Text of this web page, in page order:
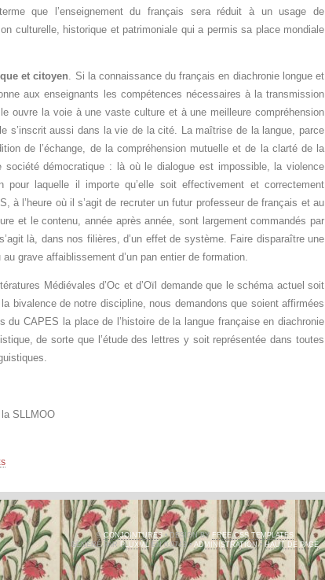
que l’enseignement du français sera réduit à un usage de
culturelle, historique et patrimoniale qui a permis sa place mondiale
et citoyen. Si la connaissance du français en diachronie longue et
aux enseignants les compétences nécessaires à la transmission
ouvre la voie à une vaste culture et à une meilleure compréhension
s’inscrit aussi dans la vie de la cité. La maîtrise de la langue, parce
de l’échange, de la compréhension mutuelle et de la clarté de la
société démocratique : là où le dialogue est impossible, la violence
pour laquelle il importe qu’elle soit effectivement et correctement
à l’heure où il s’agit de recruter un futur professeur de français et au
et le contenu, année après année, sont largement commandés par
là, dans nos filières, d’un effet de système. Faire disparaître une
grave affaiblissement d’un pan entier de formation.
Médiévales d’Oc et d’Oïl demande que le schéma actuel soit
bivalence de notre discipline, nous demandons que soient affirmées
du CAPES la place de l’histoire de la langue française en diachronie
de sorte que l’étude des lettres y soit représentée dans toutes
SLLMOO
© CONJOINTURES • DESIGN BY FREE CSS TEMPLATES
GÉNÉRÉ PAR PLUXMLEN 0.074S •ADMINISTRATION•HAUT DE PAGE